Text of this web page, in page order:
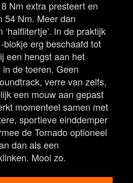
Nm extra presteert en
54 Nm. Meer dan
In de praktijk
erg beschaafd tot
een hengst aan het
de toeren. Geen
verre van zelfs,
een mouw aan gepast
momenteel samen met
sportieve einddemper
de Tornado optioneel
dan als een
Mooi zo.